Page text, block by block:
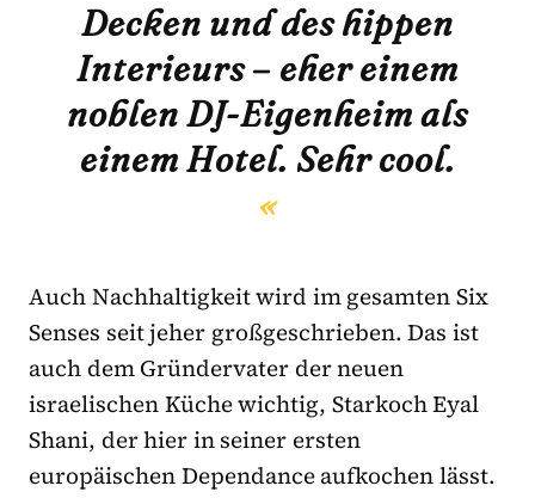
Decken und des hippen
Interieurs – eher einem
noblen DJ-Eigenheim als
einem Hotel. Sehr cool.
Auch Nachhaltigkeit wird im gesamten Six
Senses seit jeher großgeschrieben. Das ist
auch dem Gründervater der neuen
israelischen Küche wichtig, Starkoch Eyal
Shani, der hier in seiner ersten
europäischen Dependance aufkochen lässt.